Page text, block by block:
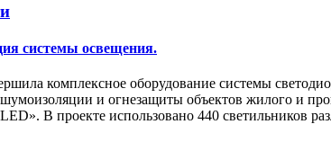
системы освещения.
комплексное оборудование системы
и огнезащиты объектов жилого и
В проекте использовано 440 светильников